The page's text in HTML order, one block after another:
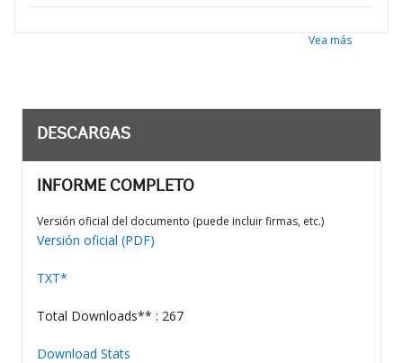
Vea más
DESCARGAS
INFORME COMPLETO
Versión oficial del documento (puede incluir firmas, etc.)
Versión oficial (PDF)
TXT*
Total Downloads** : 267
Download Stats